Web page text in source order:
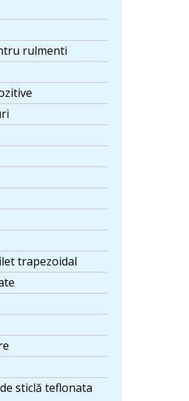
rulmenti
trapezoidal
sticlă teflonata